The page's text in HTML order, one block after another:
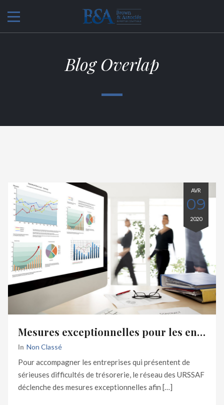
Blog Overlap
AVR
09
2020
Mesures exceptionnelles pour les entreprises touchées par le covid 19 : paiement des cotisations sociales dues au 15 avril 2020
In Non Classé
Pour accompagner les entreprises qui présentent de
sérieuses difficultés de trésorerie, le réseau des URSSAF
déclenche des mesures exceptionnelles afin […]